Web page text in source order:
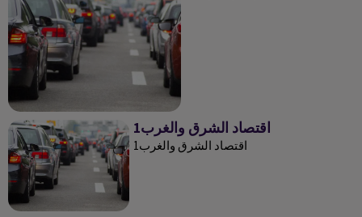
1اقتصاد الشرق والغرب
1اقتصاد الشرق والغرب